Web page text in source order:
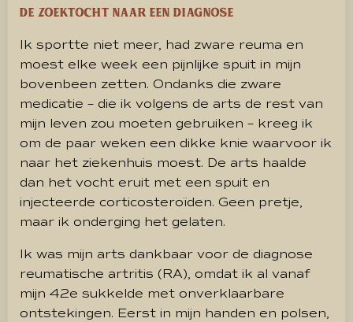
De zoektocht naar een diagnose
Ik sportte niet meer, had zware reuma en
moest elke week een pijnlijke spuit in mijn
bovenbeen zetten. Ondanks die zware
medicatie – die ik volgens de arts de rest van
mijn leven zou moeten gebruiken – kreeg ik
om de paar weken een dikke knie waarvoor ik
naar het ziekenhuis moest. De arts haalde
dan het vocht eruit met een spuit en
injecteerde corticosteroïden. Geen pretje,
maar ik onderging het gelaten.
Ik was mijn arts dankbaar voor de diagnose
reumatische artritis (RA), omdat ik al vanaf
mijn 42e sukkelde met onverklaarbare
ontstekingen. Eerst in mijn handen en polsen,